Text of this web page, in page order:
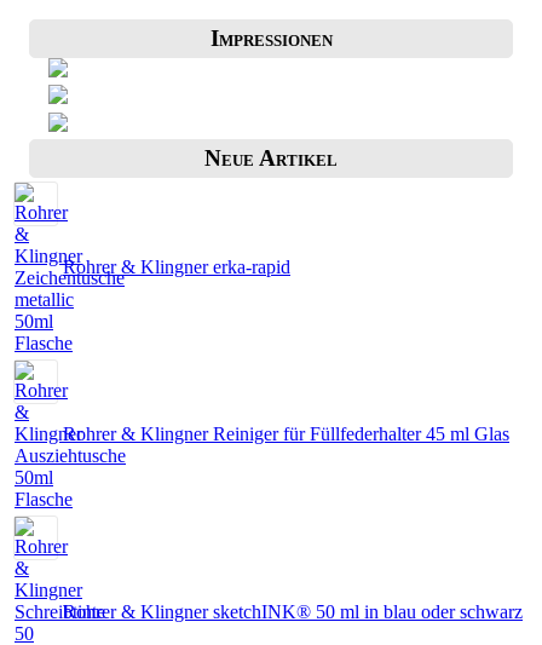
Impressionen
Neue Artikel
Rohrer & Klingner erka-rapid
Rohrer & Klingner Reiniger für Füllfederhalter 45 ml Glas
Rohrer & Klingner sketchINK® 50 ml in blau oder schwarz